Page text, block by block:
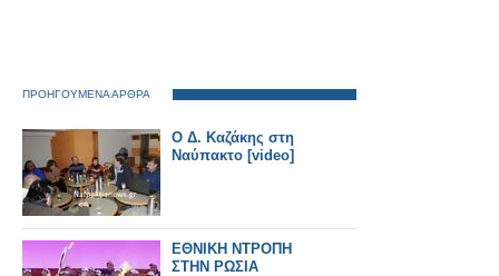
ΠΡΟΗΓΟΥΜΕΝΑ ΑΡΘΡΑ
Ο Δ. Καζάκης στη
Ναύπακτο [video]
ΕΘΝΙΚΗ ΝΤΡΟΠΗ
ΣΤΗΝ ΡΩΣΙΑ